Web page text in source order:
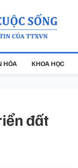
HÓA KHOA HỌC
đất